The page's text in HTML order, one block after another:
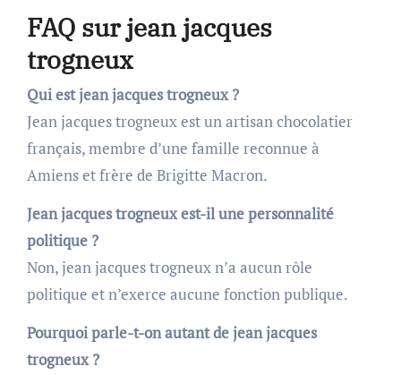
FAQ sur jean jacques
trogneux
Qui est jean jacques trogneux ?
Jean jacques trogneux est un artisan chocolatier
français, membre d’une famille reconnue à
Amiens et frère de Brigitte Macron.
Jean jacques trogneux est-il une personnalité
politique ?
Non, jean jacques trogneux n’a aucun rôle
politique et n’exerce aucune fonction publique.
Pourquoi parle-t-on autant de jean jacques
trogneux ?